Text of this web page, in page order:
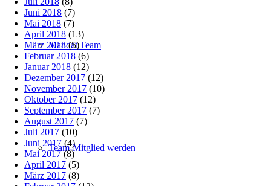
Mandat Team
Team-Mitglied werden
Juni 2018 (7)
Mai 2018 (7)
April 2018 (13)
März 2018(5)
Februar 2018 (6)
Januar 2018 (12)
Dezember 2017 (12)
November 2017 (10)
Oktober 2017 (12)
September 2017 (7)
August 2017 (7)
Juli 2017 (10)
Juni 2017 (4)
Mai 2017(8)
April 2017 (5)
März 2017 (8)